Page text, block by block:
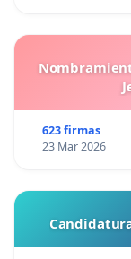
623 firmas
23 Mar 2026